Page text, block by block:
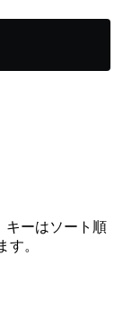
キーはソート順
す。